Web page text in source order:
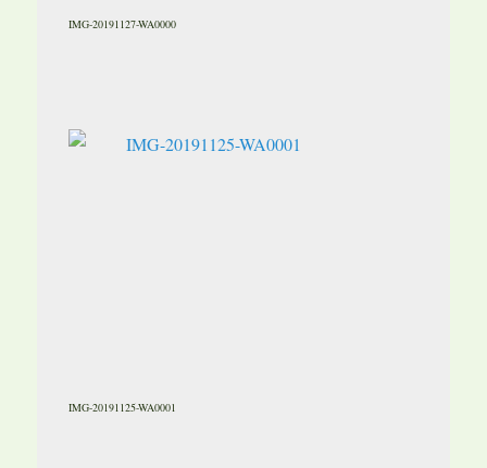
IMG-20191127-WA0000
IMG-20191125-WA0001